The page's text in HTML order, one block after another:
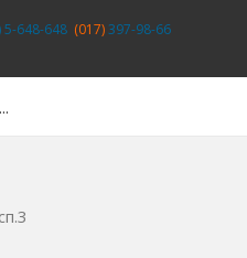
648-648 (017)397-98-66